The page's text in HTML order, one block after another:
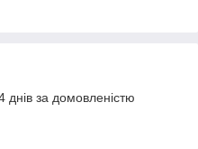
за домовленістю